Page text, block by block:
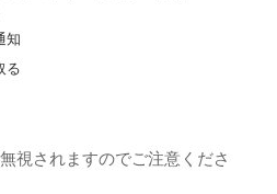
知
る
視されますのでご注意くださ